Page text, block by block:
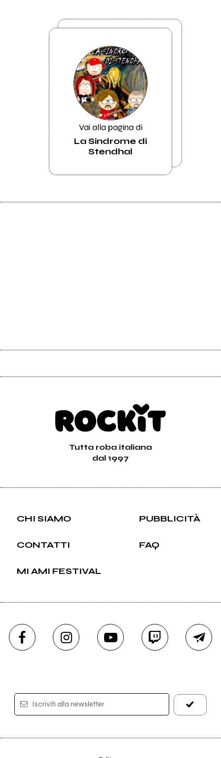
Vai alla pagina di
La Sindrome di
Stendhal
Tutta roba italiana
dal 1997
CHI SIAMO PUBBLICITÀ
CONTATTI FAQ
MI AMI FESTIVAL
Iscriviti alla newsletter